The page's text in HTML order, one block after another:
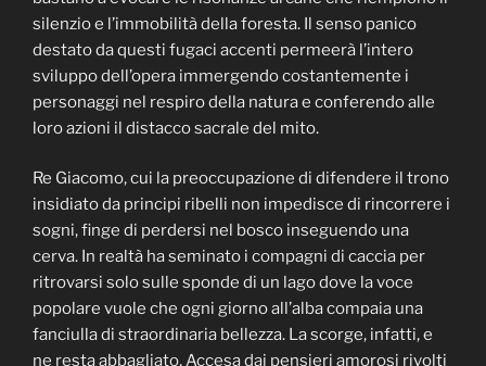
silenzio e l’immobilità della foresta. Il senso panico
destato da questi fugaci accenti permeerà l’intero
sviluppo dell’opera immergendo costantemente i
personaggi nel respiro della natura e conferendo alle
loro azioni il distacco sacrale del mito.
Re Giacomo, cui la preoccupazione di difendere il trono
insidiato da principi ribelli non impedisce di rincorrere i
sogni, finge di perdersi nel bosco inseguendo una
cerva. In realtà ha seminato i compagni di caccia per
ritrovarsi solo sulle sponde di un lago dove la voce
popolare vuole che ogni giorno all’alba compaia una
fanciulla di straordinaria bellezza. La scorge, infatti, e
ne resta abbagliato. Accesa dai pensieri amorosi rivolti